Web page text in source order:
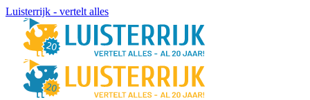
Luisterrijk - vertelt alles